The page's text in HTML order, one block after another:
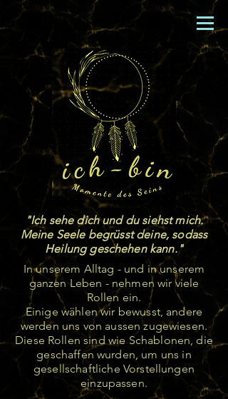
"Ich sehe dich und du siehst mich.
Meine Seele begrüsst deine, sodass
Heilung geschehen kann."
In unserem Alltag - und in unserem
ganzen Leben - nehmen wir viele
Rollen ein.
Einige wählen wir bewusst, andere
werden uns von aussen zugewiesen.
Diese Rollen sind wie Schablonen, die
geschaffen wurden, um uns in
gesellschaftliche Vorstellungen
einzupassen.